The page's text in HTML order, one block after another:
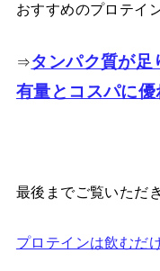
おすすめのプロテイ
⇒タンパク質が足
有量とコスパに
最後までご覧いただ
プロテインは飲むだ